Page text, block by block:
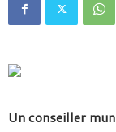
Un conseiller